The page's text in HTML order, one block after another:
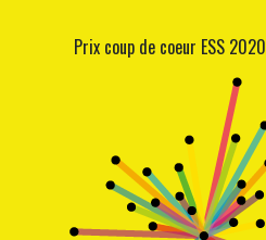
Prix coup de coeur ESS 2020